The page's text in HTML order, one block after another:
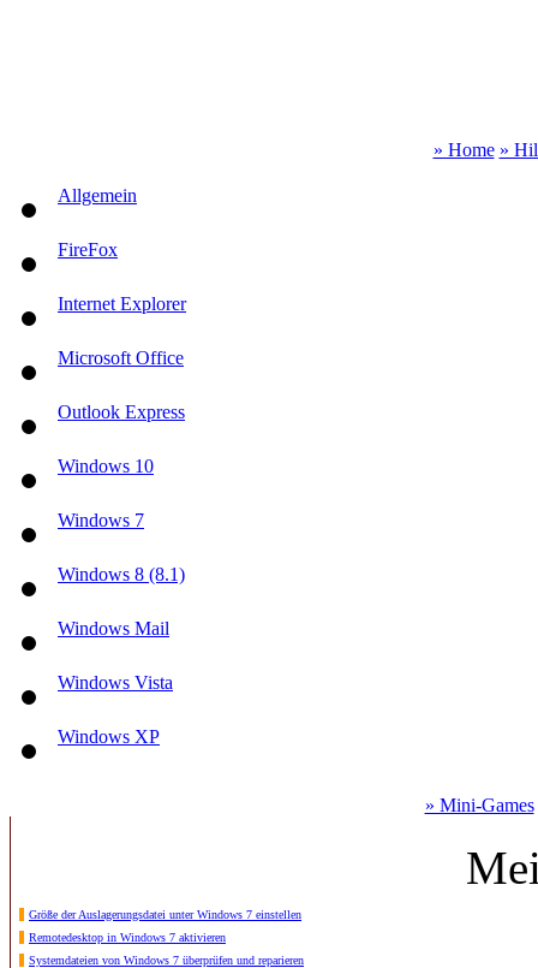
» Home »
Allgemein
FireFox
Internet Explorer
Microsoft Office
Outlook Express
Windows 10
Windows 7
Windows 8 (8.1)
Windows Mail
Windows Vista
Windows XP
» Mini-Games
Größe der Auslagerungsdatei unter Windows 7 einstellen
Remotedesktop in Windows 7 aktivieren
Systemdateien von Windows 7 überprüfen und reparieren